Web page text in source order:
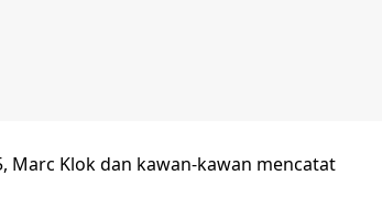
Marc Klok dan kawan-kawan mencatat